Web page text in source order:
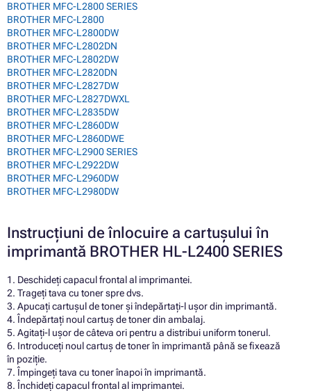
BROTHER MFC-L2800 SERIES
BROTHER MFC-L2800
BROTHER MFC-L2800DW
BROTHER MFC-L2802DN
BROTHER MFC-L2802DW
BROTHER MFC-L2820DN
BROTHER MFC-L2827DW
BROTHER MFC-L2827DWXL
BROTHER MFC-L2835DW
BROTHER MFC-L2860DW
BROTHER MFC-L2860DWE
BROTHER MFC-L2900 SERIES
BROTHER MFC-L2922DW
BROTHER MFC-L2960DW
BROTHER MFC-L2980DW
Instrucțiuni de înlocuire a cartușului în
imprimantă BROTHER HL-L2400 SERIES
1. Deschideți capacul frontal al imprimantei.
2. Trageți tava cu toner spre dvs.
3. Apucați cartușul de toner și îndepărtați-l ușor din imprimantă.
4. Îndepărtați noul cartuș de toner din ambalaj.
5. Agitați-l ușor de câteva ori pentru a distribui uniform tonerul.
6. Introduceți noul cartuș de toner în imprimantă până se fixează
în poziție.
7. Împingeți tava cu toner înapoi în imprimantă.
8. Închideți capacul frontal al imprimantei.